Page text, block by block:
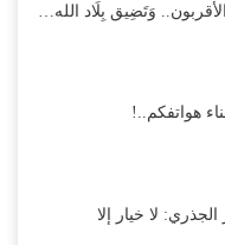
وَتَضِيق بِلَاد الله…
هواتفكم..!
الجذري: لا خيار إلا